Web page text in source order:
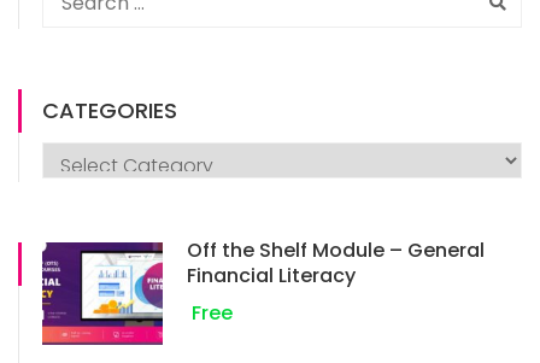
CATEGORIES
Off the Shelf Module – General
Financial Literacy
Free